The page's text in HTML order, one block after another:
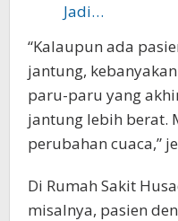
Jadi…
“Kalaupun ada
jantung,
paru-paru yang
jantung lebih berat.
perubahan cuaca,”
Di Rumah Sakit
misalnya, pasien